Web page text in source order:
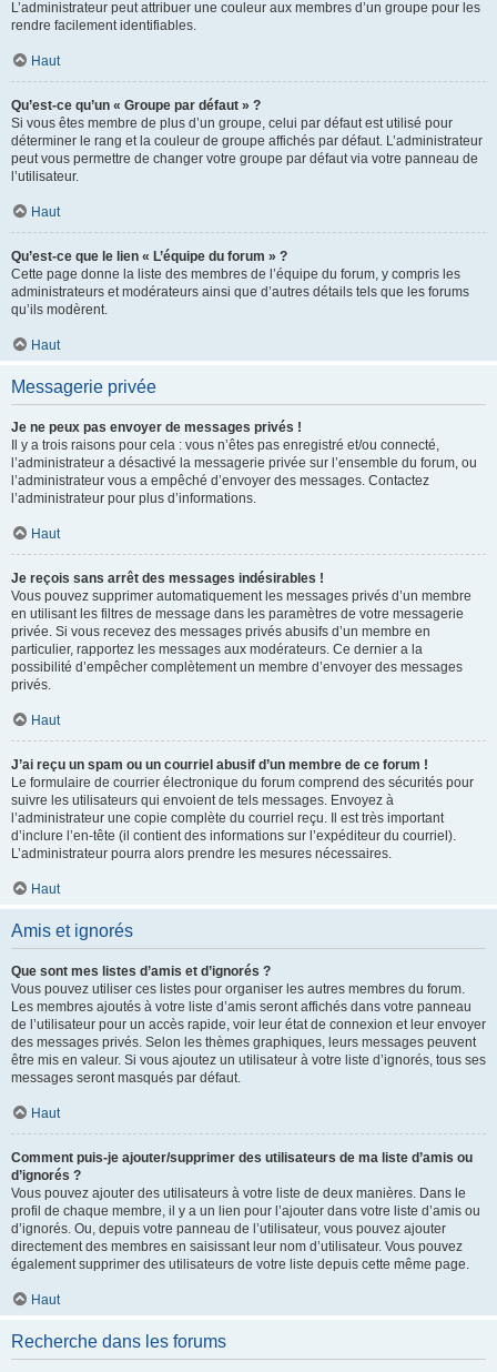
L’administrateur peut attribuer une couleur aux membres d’un groupe pour les
rendre facilement identifiables.
Haut
Qu’est-ce qu’un « Groupe par défaut » ?
Si vous êtes membre de plus d’un groupe, celui par défaut est utilisé pour
déterminer le rang et la couleur de groupe affichés par défaut. L’administrateur
peut vous permettre de changer votre groupe par défaut via votre panneau de
l’utilisateur.
Haut
Qu’est-ce que le lien « L’équipe du forum » ?
Cette page donne la liste des membres de l’équipe du forum, y compris les
administrateurs et modérateurs ainsi que d’autres détails tels que les forums
qu’ils modèrent.
Haut
Messagerie privée
Je ne peux pas envoyer de messages privés !
Il y a trois raisons pour cela : vous n’êtes pas enregistré et/ou connecté,
l’administrateur a désactivé la messagerie privée sur l’ensemble du forum, ou
l’administrateur vous a empêché d’envoyer des messages. Contactez
l’administrateur pour plus d’informations.
Haut
Je reçois sans arrêt des messages indésirables !
Vous pouvez supprimer automatiquement les messages privés d’un membre
en utilisant les filtres de message dans les paramètres de votre messagerie
privée. Si vous recevez des messages privés abusifs d’un membre en
particulier, rapportez les messages aux modérateurs. Ce dernier a la
possibilité d’empêcher complètement un membre d’envoyer des messages
privés.
Haut
J’ai reçu un spam ou un courriel abusif d’un membre de ce forum !
Le formulaire de courrier électronique du forum comprend des sécurités pour
suivre les utilisateurs qui envoient de tels messages. Envoyez à
l’administrateur une copie complète du courriel reçu. Il est très important
d’inclure l’en-tête (il contient des informations sur l’expéditeur du courriel).
L’administrateur pourra alors prendre les mesures nécessaires.
Haut
Amis et ignorés
Que sont mes listes d’amis et d’ignorés ?
Vous pouvez utiliser ces listes pour organiser les autres membres du forum.
Les membres ajoutés à votre liste d’amis seront affichés dans votre panneau
de l’utilisateur pour un accès rapide, voir leur état de connexion et leur envoyer
des messages privés. Selon les thèmes graphiques, leurs messages peuvent
être mis en valeur. Si vous ajoutez un utilisateur à votre liste d’ignorés, tous ses
messages seront masqués par défaut.
Haut
Comment puis-je ajouter/supprimer des utilisateurs de ma liste d’amis ou
d’ignorés ?
Vous pouvez ajouter des utilisateurs à votre liste de deux manières. Dans le
profil de chaque membre, il y a un lien pour l’ajouter dans votre liste d’amis ou
d’ignorés. Ou, depuis votre panneau de l’utilisateur, vous pouvez ajouter
directement des membres en saisissant leur nom d’utilisateur. Vous pouvez
également supprimer des utilisateurs de votre liste depuis cette même page.
Haut
Recherche dans les forums